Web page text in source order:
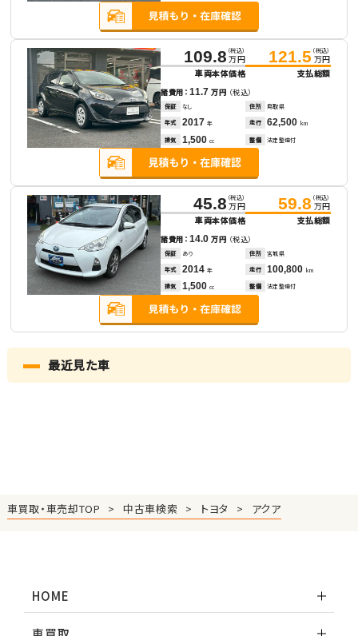
109.8 （税込）
万円
車両本体価格
121.5 （税込）
万円
支払総額
諸費用：11.7万円 （税込）
保証 なし 住所 鳥取県
年式 2017 年 走行 62,500 km
排気 1,500 cc 整備 法定整備付
45.8 （税込）
万円
車両本体価格
59.8 （税込）
万円
支払総額
諸費用：14.0万円 （税込）
保証 あり 住所 宮城県
年式 2014 年 走行 100,800 km
排気 1,500 cc 整備 法定整備付
最近見た車
車買取・車売却TOP 中古車検索 トヨタ アクア
HOME